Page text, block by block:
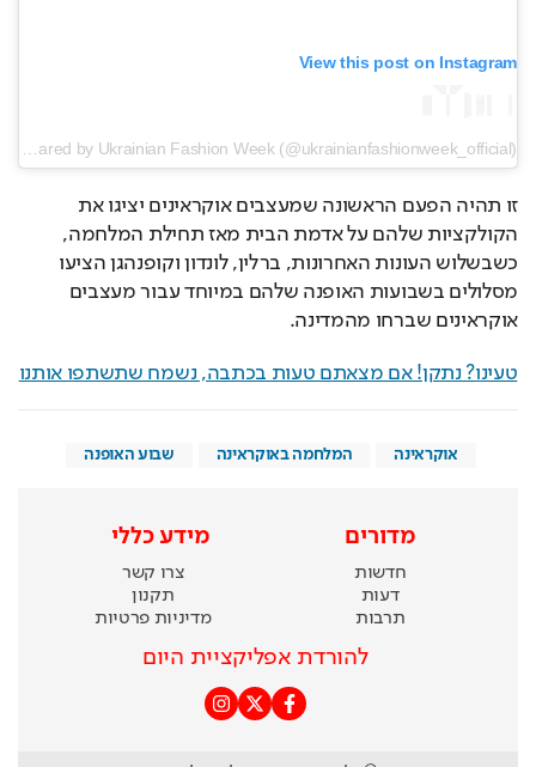
View this post on Instagram
A post shared by Ukrainian Fashion Week (@ukrainianfashionweek_official)
זו תהיה הפעם הראשונה שמעצבים אוקראינים יציגו את
הקולקציות שלהם על אדמת הבית מאז תחילת המלחמה,
כשבשלוש העונות האחרונות, ברלין, לונדון וקופנהגן הציעו
מסלולים בשבועות האופנה שלהם במיוחד עבור מעצבים
אוקראינים שברחו מהמדינה.
טעינו? נתקן! אם מצאתם טעות בכתבה, נשמח שתשתפו אותנו
אוקראינה המלחמה באוקראינה שבוע האופנה
מדורים
חדשות
דעות
תרבות
מידע כללי
צרו קשר
תקנון
מדיניות פרטיות
להורדת אפליקציית היום